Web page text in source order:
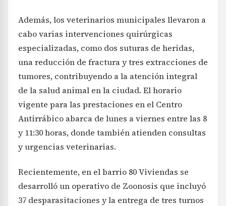
Además, los veterinarios municipales llevaron a
cabo varias intervenciones quirúrgicas
especializadas, como dos suturas de heridas,
una reducción de fractura y tres extracciones de
tumores, contribuyendo a la atención integral
de la salud animal en la ciudad. El horario
vigente para las prestaciones en el Centro
Antirrábico abarca de lunes a viernes entre las 8
y 11:30 horas, donde también atienden consultas
y urgencias veterinarias.
Recientemente, en el barrio 80 Viviendas se
desarrolló un operativo de Zoonosis que incluyó
37 desparasitaciones y la entrega de tres turnos